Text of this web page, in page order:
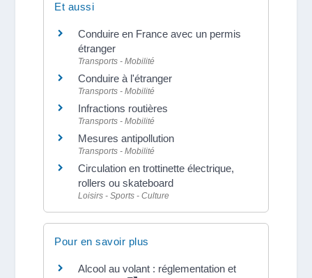
Et aussi
Conduire en France avec un permis
étranger
Transports - Mobilité
Conduire à l'étranger
Transports - Mobilité
Infractions routières
Transports - Mobilité
Mesures antipollution
Transports - Mobilité
Circulation en trottinette électrique,
rollers ou skateboard
Loisirs - Sports - Culture
Pour en savoir plus
Alcool au volant : réglementation et